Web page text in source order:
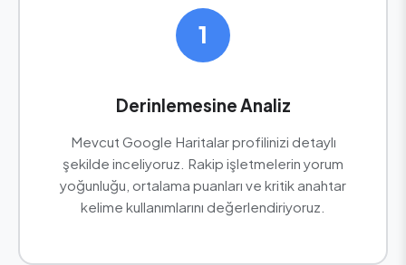
1
Derinlemesine Analiz
Mevcut Google Haritalar profilinizi detaylı
şekilde inceliyoruz. Rakip işletmelerin yorum
yoğunluğu, ortalama puanları ve kritik anahtar
kelime kullanımlarını değerlendiriyoruz.